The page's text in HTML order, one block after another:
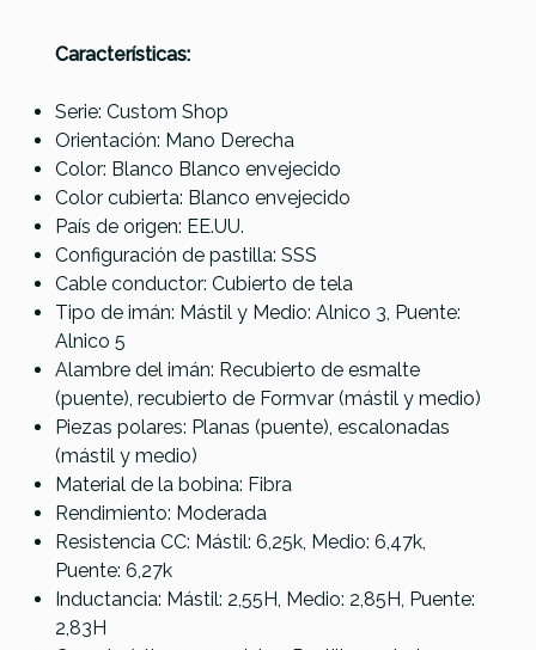
Características:
Serie: Custom Shop
Orientación: Mano Derecha
Color: Blanco Blanco envejecido
Color cubierta: Blanco envejecido
País de origen: EE.UU.
Configuración de pastilla: SSS
Cable conductor: Cubierto de tela
Tipo de imán: Mástil y Medio: Alnico 3, Puente:
Alnico 5
Alambre del imán: Recubierto de esmalte
(puente), recubierto de Formvar (mástil y medio)
Piezas polares: Planas (puente), escalonadas
(mástil y medio)
Material de la bobina: Fibra
Rendimiento: Moderada
Resistencia CC: Mástil: 6,25k, Medio: 6,47k,
Puente: 6,27k
Inductancia: Mástil: 2,55H, Medio: 2,85H, Puente:
2,83H
Lollar P-90 Dog Ear
Neck BLK
Fender Original 57/62
291,00 €
No hay características para comparar